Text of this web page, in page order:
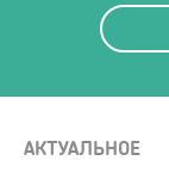
АКТУАЛЬНОЕ